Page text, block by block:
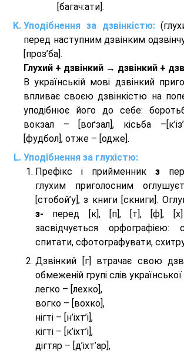
[багач:ати].
Уподібнення за дзвінкістю:
перед наступним дзвінким
[проз’ба].
Глухий + дзвінкий → дзвінкий +
В українській мові дзвінкий
впливає своєю дзвінкістю на
уподібнює його до себе:
вокзал – [воґзал], кісьба
[фудбол], отже – [одже].
Уподібнення за глухістю:
Префікс і прийменник з
глухим приголосним
[стобой’у], з книги [скниги].
з- перед [к], [п], [т], [ф], [х]
засвідчується орфографією:
спитати, сфотографувати,
Дзвінкий [г] втрачає свою
обмеженій групі слів
легко – [лехко],
вогко – [вохко],
нігті – [н’іхт’і],
кігті – [к’іхт’і],
дігтяр – [д’іхт’ар],